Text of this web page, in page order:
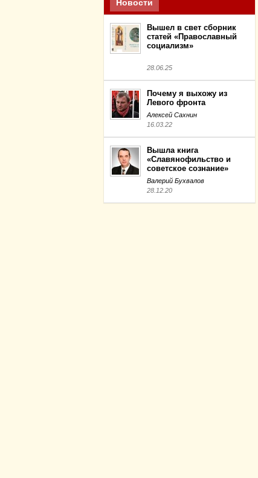
Новости
Вышел в свет сборник
статей «Православный
социализм»
28.06.25
Почему я выхожу из
Левого фронта
Алексей Сахнин
16.03.22
Вышла книга
«Славянофильство и
советское сознание»
Валерий Бухвалов
28.12.20